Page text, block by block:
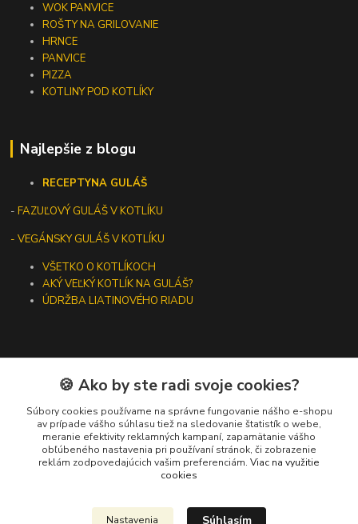
WOK PANVICE
ROŠTY NA GRILOVANIE
HRNCE
PANVICE
PIZZA
KOTLINY POD KOTLÍKY
Najlepšie z blogu
RECEPTYNA GULÁŠ
-FAZUĽOVÝ GULÁŠ V KOTLÍKU
- VEGÁNSKY GULÁŠ V KOTLÍKU
VŠETKO O KOTLÍKOCH
AKÝ VEĽKÝ KOTLÍK NA GULÁŠ?
ÚDRŽBA LIATINOVÉHO RIADU
Kontakty
+421 919 275 553
(Po-Pia, 10-13 hod.)
ikotliky@ikotliky.sk
🍪 Ako by ste radi svoje cookies?
Súbory cookies používame na správne fungovanie nášho e-shopu
av prípade vášho súhlasu tiež na sledovanie štatistík o webe,
meranie efektivity reklamných kampaní, zapamätanie vášho
obľúbeného nastavenia pri používaní stránok, či zobrazenie
reklám zodpovedajúcich vašim preferenciám. Viac na využitie
cookies
Nastavenia Súhlasím